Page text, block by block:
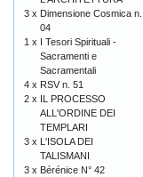
3 x Dimensione Cosmica n.
04
1 x I Tesori Spirituali -
Sacramenti e
Sacramentali
4 x RSV n. 51
2 x IL PROCESSO
ALL'ORDINE DEI
TEMPLARI
3 x L'ISOLA DEI
TALISMANI
3 x Bérénice N° 42